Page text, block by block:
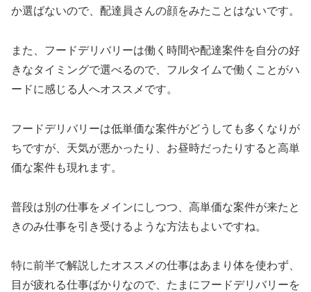
か選ばないので、配達員さんの顔をみたことはないです。
また、フードデリバリーは働く時間や配達案件を自分の好
きなタイミングで選べるので、フルタイムで働くことがハ
ードに感じる人へオススメです。
フードデリバリーは低単価な案件がどうしても多くなりが
ちですが、天気が悪かったり、お昼時だったりすると高単
価な案件も現れます。
普段は別の仕事をメインにしつつ、高単価な案件が来たと
きのみ仕事を引き受けるような方法もよいですね。
特に前半で解説したオススメの仕事はあまり体を使わず、
目が疲れる仕事ばかりなので、たまにフードデリバリーを